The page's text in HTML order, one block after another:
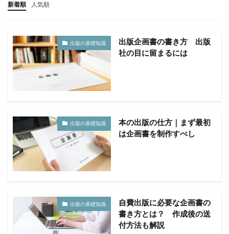
新着順 人気順
出版の基礎知識
出版企画書の書き方 出版
社の目に留まるには
出版の基礎知識
本の出版の仕方｜まず最初
は企画書を制作すべし
出版の基礎知識
自費出版に必要な企画書の
書き方とは？ 作成後の送
付方法も解説